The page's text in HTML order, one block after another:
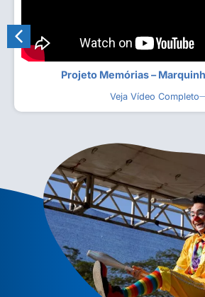
Projeto Memórias –
Veja Vídeo Completo